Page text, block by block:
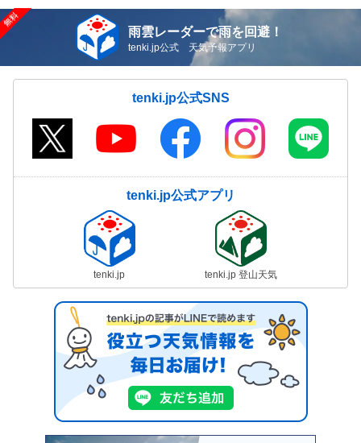
雨雲レーダーで雨を回避！
tenki.jp公式 天気予報アプリ
tenki.jp公式SNS
tenki.jp公式アプリ
tenki.jp tenki.jp 登山天気